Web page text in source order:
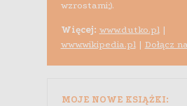
wzrostami;).
Więcej: www.dutko.pl|
www.wikipedia.pl| Dołącz
MOJE NOWE KSIĄŻKI: